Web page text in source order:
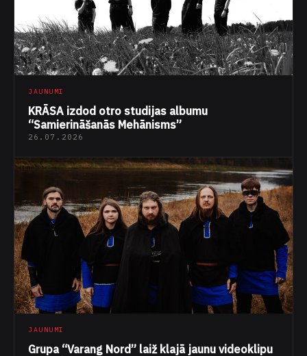
JAUNUMI
KRĀSA izdod otro studijas albumu
“Samierināšanās Mehānisms”
26.07.2026
JAUNUMI
Grupa “Varang Nord” laiž klajā jaunu videoklipu